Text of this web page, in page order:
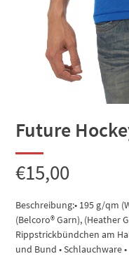
Future
€15,00
Beschreibung:• 195 g/qm
(Belcoro® Garn), (Heather
Rippstrickbündchen am
und Bund • Schlauchware